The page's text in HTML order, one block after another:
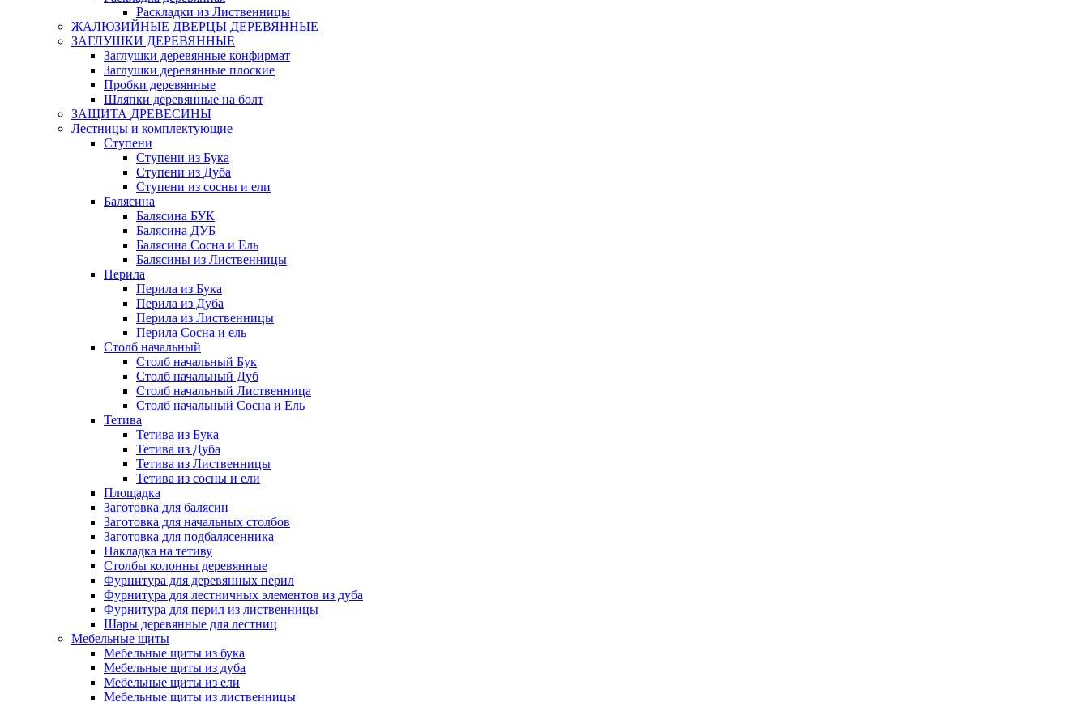
Раскладки из Лиственницы
ЖАЛЮЗИЙНЫЕ ДВЕРЦЫ ДЕРЕВЯННЫЕ
ЗАГЛУШКИ ДЕРЕВЯННЫЕ
Заглушки деревянные конфирмат
Заглушки деревянные плоские
Пробки деревянные
Шляпки деревянные на болт
ЗАЩИТА ДРЕВЕСИНЫ
Лестницы и комплектующие
Ступени
Ступени из Бука
Ступени из Дуба
Ступени из сосны и ели
Балясина
Балясина БУК
Балясина ДУБ
Балясина Сосна и Ель
Балясины из Лиственницы
Перила
Перила из Бука
Перила из Дуба
Перила из Лиственницы
Перила Сосна и ель
Столб начальный
Столб начальный Бук
Столб начальный Дуб
Столб начальный Лиственница
Столб начальный Сосна и Ель
Тетива
Тетива из Бука
Тетива из Дуба
Тетива из Лиственницы
Тетива из сосны и ели
Площадка
Заготовка для балясин
Заготовка для начальных столбов
Заготовка для подбалясенника
Накладка на тетиву
Столбы колонны деревянные
Фурнитура для деревянных перил
Фурнитура для лестничных элементов из дуба
Фурнитура для перил из лиственницы
Шары деревянные для лестниц
Мебельные щиты
Мебельные щиты из бука
Мебельные щиты из дуба
Мебельные щиты из ели
Мебельные щиты из лиственницы